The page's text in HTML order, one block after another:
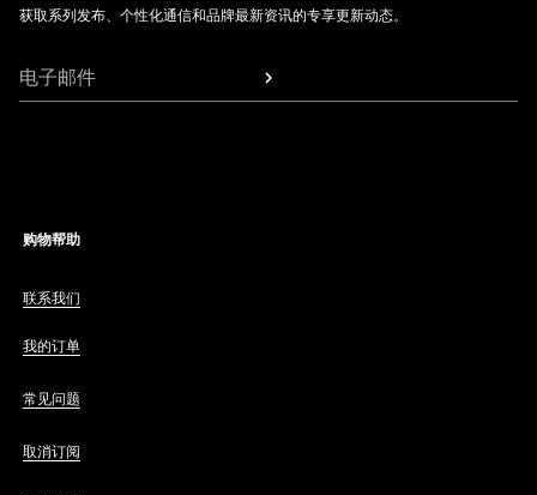
获取系列发布、个性化通信和品牌最新资讯的专享更新动态。
电子邮件
购物帮助
联系我们
我的订单
常见问题
取消订阅